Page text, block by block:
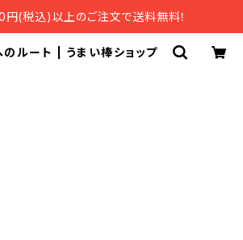
(税込)以上のご注文で送料無料！
のルート | うまい棒ショップ